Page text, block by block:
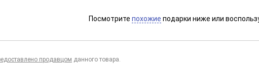
Посмотритепохожие подарки ниже или
продавцом данного товара.